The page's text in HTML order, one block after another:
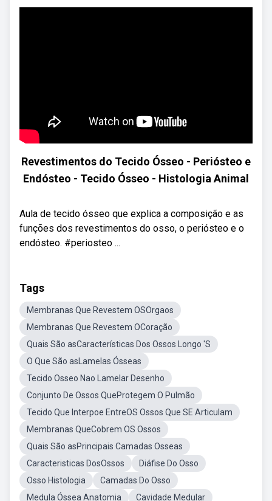
Revestimentos do Tecido Ósseo - Periósteo e
Endósteo - Tecido Ósseo - Histologia Animal
Aula de tecido ósseo que explica a composição e as
funções dos revestimentos do osso, o periósteo e o
endósteo. #periosteo ...
Tags
Membranas Que Revestem OSOrgaos
Membranas Que Revestem OCoração
Quais São asCaracterísticas Dos Ossos Longo 'S
O Que São asLamelas Ósseas
Tecido Osseo Nao Lamelar Desenho
Conjunto De Ossos QueProtegem O Pulmão
Tecido Que Interpoe EntreOS Ossos Que SE Articulam
Membranas QueCobrem OS Ossos
Quais São asPrincipais Camadas Osseas
Caracteristicas DosOssos
Diáfise Do Osso
Osso Histologia
Camadas Do Osso
Medula Óssea Anatomia
Cavidade Medular